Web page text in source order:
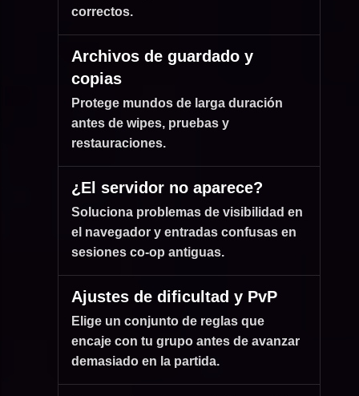
correctos.
Archivos de guardado y
copias
Protege mundos de larga duración
antes de wipes, pruebas y
restauraciones.
¿El servidor no aparece?
Soluciona problemas de visibilidad en
el navegador y entradas confusas en
sesiones co-op antiguas.
Ajustes de dificultad y PvP
Elige un conjunto de reglas que
encaje con tu grupo antes de avanzar
demasiado en la partida.